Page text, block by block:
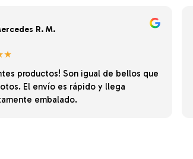
R. M.
productos! Son igual de bellos que
El envío es rápido y llega
embalado.